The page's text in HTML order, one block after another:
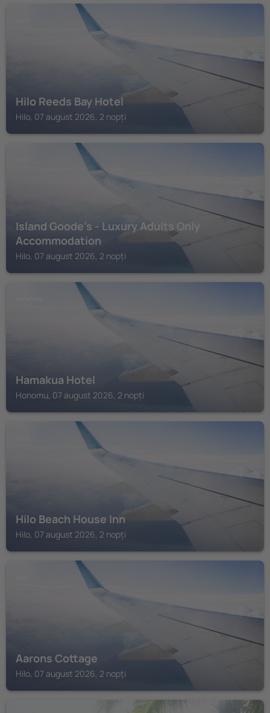
Hilo Reeds Bay Hotel
Hilo, 07 august 2026, 2 nopți
Island Goode's - Luxury Adults Only
Accommodation
Hilo, 07 august 2026, 2 nopți
Hamakua Hotel
Honomu, 07 august 2026, 2 nopți
Hilo Beach House Inn
Hilo, 07 august 2026, 2 nopți
Aarons Cottage
Hilo, 07 august 2026, 2 nopți